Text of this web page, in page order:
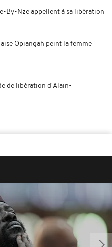
By-Nze appellent à sa libération
Opiangah peint la femme
de libération d'Alain-